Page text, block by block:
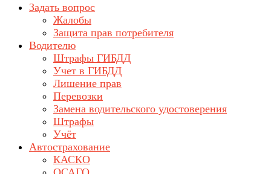
Задать вопрос
Жалобы
Защита прав потребителя
Водителю
Штрафы ГИБДД
Учет в ГИБДД
Лишение прав
Перевозки
Замена водительского удостоверения
Штрафы
Учёт
Автострахование
КАСКО